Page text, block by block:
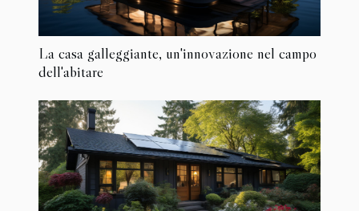
La casa galleggiante, un'innovazione nel campo
dell'abitare